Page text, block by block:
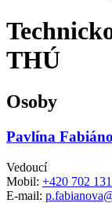
THÚ
Osoby
Pavlína
Vedoucí
Mobil: +420 702
E-mail: